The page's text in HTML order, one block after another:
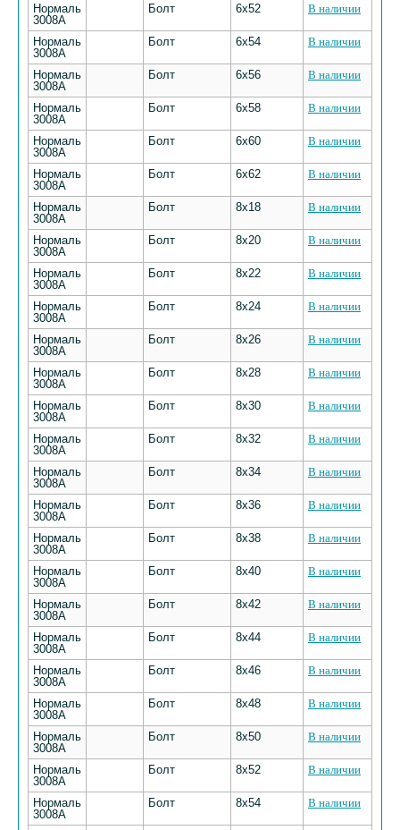
Нормаль
3008А
Болт 6х52 В наличии
Нормаль
3008А
Болт 6х54 В наличии
Нормаль
3008А
Болт 6х56 В наличии
Нормаль
3008А
Болт 6х58 В наличии
Нормаль
3008А
Болт 6х60 В наличии
Нормаль
3008А
Болт 6х62 В наличии
Нормаль
3008А
Болт 8х18 В наличии
Нормаль
3008А
Болт 8х20 В наличии
Нормаль
3008А
Болт 8х22 В наличии
Нормаль
3008А
Болт 8х24 В наличии
Нормаль
3008А
Болт 8х26 В наличии
Нормаль
3008А
Болт 8х28 В наличии
Нормаль
3008А
Болт 8х30 В наличии
Нормаль
3008А
Болт 8х32 В наличии
Нормаль
3008А
Болт 8х34 В наличии
Нормаль
3008А
Болт 8х36 В наличии
Нормаль
3008А
Болт 8х38 В наличии
Нормаль
3008А
Болт 8х40 В наличии
Нормаль
3008А
Болт 8х42 В наличии
Нормаль
3008А
Болт 8х44 В наличии
Нормаль
3008А
Болт 8х46 В наличии
Нормаль
3008А
Болт 8х48 В наличии
Нормаль
3008А
Болт 8х50 В наличии
Нормаль
3008А
Болт 8х52 В наличии
Нормаль
3008А
Болт 8х54 В наличии